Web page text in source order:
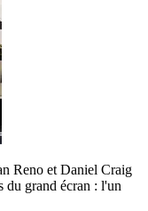
Reno et Daniel Craig
du grand écran : l'un